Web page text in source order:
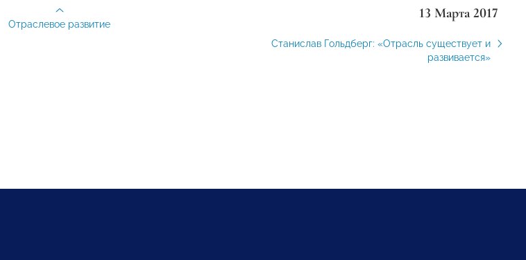
13 Марта 2017
Станислав Гольдберг: «Отрасль существует и
развивается»
Отраслевое развитие